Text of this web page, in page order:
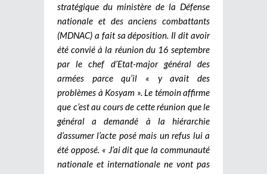
stratégique du ministère de la Défense
nationale et des anciens combattants
(MDNAC) a fait sa déposition. Il dit avoir
été convié à la réunion du 16 septembre
par le chef d’Etat-major général des
armées parce qu’il « y avait des
problèmes à Kosyam ». Le témoin affirme
que c’est au cours de cette réunion que le
général a demandé à la hiérarchie
d’assumer l’acte posé mais un refus lui a
été opposé. « J’ai dit que la communauté
nationale et internationale ne vont pas